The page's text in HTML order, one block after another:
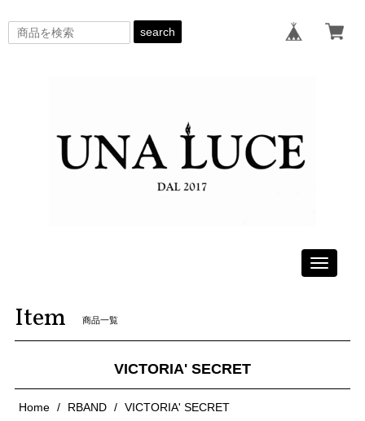
search
Toggle
Item 商品一覧
VICTORIA' SECRET
Home RBAND VICTORIA' SECRET